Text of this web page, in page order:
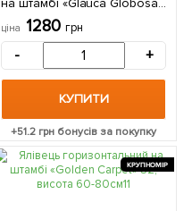
на штамбі «Glauca Globosa»
С1,5, висота 40-50см 1
саджанець в упаковці
ціна 1280 грн
- +
КУПИТИ
+51.2 грн бонусів за покупку
КРУПНОМІР